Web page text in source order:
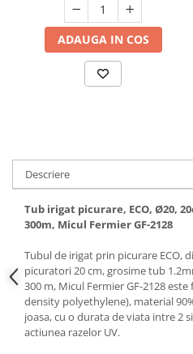
Hote bucatarie
Consumabile
Hote cupolare
Hote telescopice
Hote traditionale
Masini de Spalat Rufe &
Accesorii masini de spalat &
uscatoare
Masini automate de spalat rufe
Masini de spalat rufe cu uscator
Masini de spalat rufe verticale
Uscatoare de rufe
ADAUGA IN COS
Descriere
Tub irigat picurare, ECO, Ø20,
300m, Micul Fermier GF-2128
Tubul de irigat prin picurare ECO,
picuratori 20 cm, grosime tub
300 m, Micul Fermier GF-2128
density polyethylene), material
joasa, cu o durata de viata intre 2
actiunea razelor UV.